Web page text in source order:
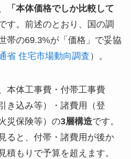
「本体価格でしか比較して
す。前述のとおり、国の調
帯の69.3%が「価格」で妥協
省 住宅市場動向調査）。
本体工事費・付帯工事費
き込み等）・諸費用（登
災保険等）の3層構造です。
ると、付帯・諸費用が後か
積もりで予算を超えます。